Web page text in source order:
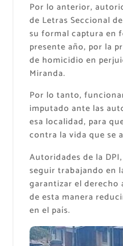
Por lo anterior,
de Letras Seccional
su formal captura en
presente año, por la
de homicidio en
Miranda.
Por lo tanto,
imputado ante las
esa localidad, para
contra la vida que se
Autoridades de la
seguir trabajando en
garantizar el derecho
de esta manera
en el país.